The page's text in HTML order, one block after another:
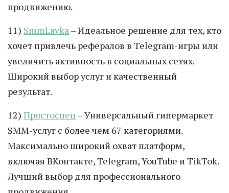
продвижению.
11) SmmLavka– Идеальное решение для тех, кто
хочет привлечь рефералов в Telegram-игры или
увеличить активность в социальных сетях.
Широкий выбор услуг и качественный
результат.
12) Простоспец– Универсальный гипермаркет
SMM-услуг с более чем 67 категориями.
Максимально широкий охват платформ,
включая ВКонтакте, Telegram, YouTube и TikTok.
Лучший выбор для профессионального